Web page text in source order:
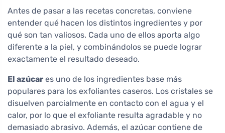
Antes de pasar a las recetas concretas, conviene
entender qué hacen los distintos ingredientes y por
qué son tan valiosos. Cada uno de ellos aporta algo
diferente a la piel, y combinándolos se puede lograr
exactamente el resultado deseado.
El azúcar es uno de los ingredientes base más
populares para los exfoliantes caseros. Los cristales se
disuelven parcialmente en contacto con el agua y el
calor, por lo que el exfoliante resulta agradable y no
demasiado abrasivo. Además, el azúcar contiene de